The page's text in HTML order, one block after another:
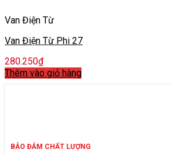
Van Điện Từ
Van Điện Từ Phi 27
280.250₫
Thêm vào giỏ hàng
BẢO ĐẢM CHẤT LƯỢNG